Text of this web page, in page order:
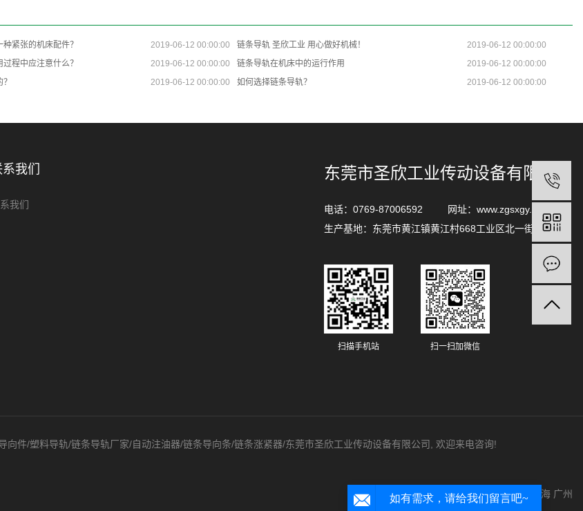
紧张的机床配件？ 2019-06-12 00:00:00 链条导轨 圣欣工业 用心做好机械！
2019-06-12 00:00:00
程中应注意什么？
2019-06-12 00:00:00 链条导轨在机床中的运行作用
2019-06-12 00:00:00
2019-06-12 00:00:00 如何选择链条导轨？ 2019-06-12 00:00:00
我们
我们
东莞市圣欣工业传动设备有限公司
电话：0769-87006592 网址：www.zgsxgy.com
生产基地：东莞市黄江镇黄江村668工业区北一街2号
扫描手机站 扫一扫加微信
件/塑料导轨/链条导轨厂家/自动注油器/链条导向条/链条涨紧器/东莞市圣欣工业传动设备有限公司, 欢迎来电咨询!
主营区域：东莞 珠海 广州